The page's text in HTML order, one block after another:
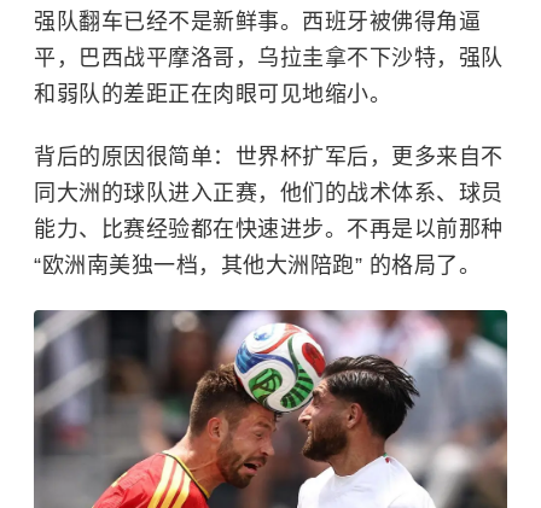
强队翻车已经不是新鲜事。西班牙被佛得角逼
平，巴西战平摩洛哥，乌拉圭拿不下沙特，强队
和弱队的差距正在肉眼可见地缩小。
背后的原因很简单：世界杯扩军后，更多来自不
同大洲的球队进入正赛，他们的战术体系、球员
能力、比赛经验都在快速进步。不再是以前那种
“欧洲南美独一档，其他大洲陪跑” 的格局了。